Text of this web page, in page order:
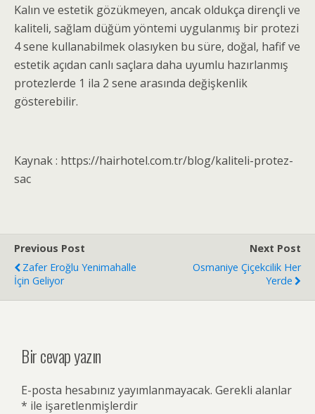
Kalın ve estetik gözükmeyen, ancak oldukça dirençli ve
kaliteli, sağlam düğüm yöntemi uygulanmış bir protezi
4 sene kullanabilmek olasıyken bu süre, doğal, hafif ve
estetik açıdan canlı saçlara daha uyumlu hazırlanmış
protezlerde 1 ila 2 sene arasında değişkenlik
gösterebilir.
Kaynak : https://hairhotel.com.tr/blog/kaliteli-protez-
sac
Previous Post
Zafer Eroğlu Yenimahalle
İçin Geliyor
Next Post
Osmaniye Çiçekcilik Her
Yerde
Bir cevap yazın
E-posta hesabınız yayımlanmayacak. Gerekli alanlar
* ile işaretlenmişlerdir